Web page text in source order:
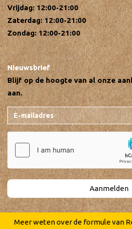
Vrijdag: 12:00-21:00
Zaterdag: 12:00-21:00
Zondag: 12:00-21:00
Nieuwsbrief
Blijf op de hoogte van al onze
aan.
Aanmelden
Meer weten over de formule van